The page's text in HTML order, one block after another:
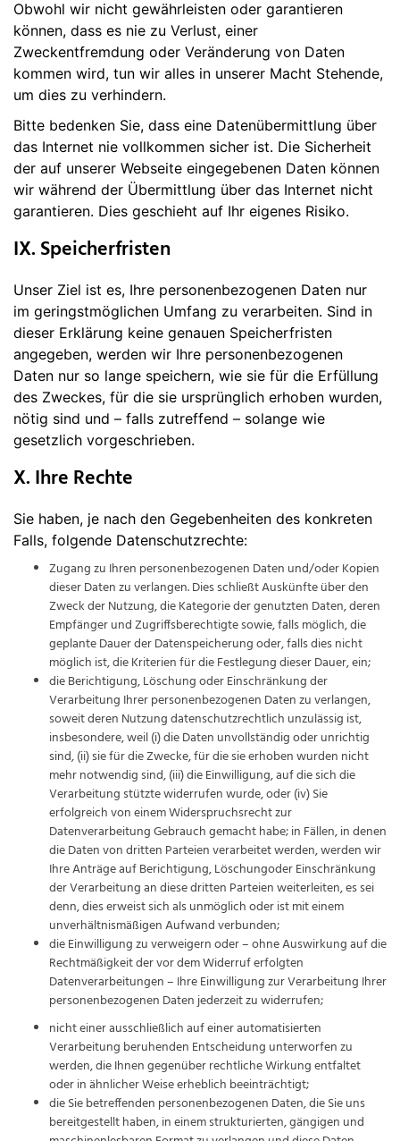
Obwohl wir nicht gewährleisten oder garantieren
können, dass es nie zu Verlust, einer
Zweckentfremdung oder Veränderung von Daten
kommen wird, tun wir alles in unserer Macht Stehende,
um dies zu verhindern.
Bitte bedenken Sie, dass eine Datenübermittlung über
das Internet nie vollkommen sicher ist. Die Sicherheit
der auf unserer Webseite eingegebenen Daten können
wir während der Übermittlung über das Internet nicht
garantieren. Dies geschieht auf Ihr eigenes Risiko.
IX. Speicherfristen
Unser Ziel ist es, Ihre personenbezogenen Daten nur
im geringstmöglichen Umfang zu verarbeiten. Sind in
dieser Erklärung keine genauen Speicherfristen
angegeben, werden wir Ihre personenbezogenen
Daten nur so lange speichern, wie sie für die Erfüllung
des Zweckes, für die sie ursprünglich erhoben wurden,
nötig sind und – falls zutreffend – solange wie
gesetzlich vorgeschrieben.
X. Ihre Rechte
Sie haben, je nach den Gegebenheiten des konkreten
Falls, folgende Datenschutzrechte:
Zugang zu Ihren personenbezogenen Daten und/oder Kopien
dieser Daten zu verlangen. Dies schließt Auskünfte über den
Zweck der Nutzung, die Kategorie der genutzten Daten, deren
Empfänger und Zugriffsberechtigte sowie, falls möglich, die
geplante Dauer der Datenspeicherung oder, falls dies nicht
möglich ist, die Kriterien für die Festlegung dieser Dauer, ein;
die Berichtigung, Löschung oder Einschränkung der
Verarbeitung Ihrer personenbezogenen Daten zu verlangen,
soweit deren Nutzung datenschutzrechtlich unzulässig ist,
insbesondere, weil (i) die Daten unvollständig oder unrichtig
sind, (ii) sie für die Zwecke, für die sie erhoben wurden nicht
mehr notwendig sind, (iii) die Einwilligung, auf die sich die
Verarbeitung stützte widerrufen wurde, oder (iv) Sie
erfolgreich von einem Widerspruchsrecht zur
Datenverarbeitung Gebrauch gemacht habe; in Fällen, in denen
die Daten von dritten Parteien verarbeitet werden, werden wir
Ihre Anträge auf Berichtigung, Löschungoder Einschränkung
der Verarbeitung an diese dritten Parteien weiterleiten, es sei
denn, dies erweist sich als unmöglich oder ist mit einem
unverhältnismäßigen Aufwand verbunden;
die Einwilligung zu verweigern oder – ohne Auswirkung auf die
Rechtmäßigkeit der vor dem Widerruf erfolgten
Datenverarbeitungen – Ihre Einwilligung zur Verarbeitung Ihrer
personenbezogenen Daten jederzeit zu widerrufen;
nicht einer ausschließlich auf einer automatisierten
Verarbeitung beruhenden Entscheidung unterworfen zu
werden, die Ihnen gegenüber rechtliche Wirkung entfaltet
oder in ähnlicher Weise erheblich beeinträchtigt;
die Sie betreffenden personenbezogenen Daten, die Sie uns
bereitgestellt haben, in einem strukturierten, gängigen und